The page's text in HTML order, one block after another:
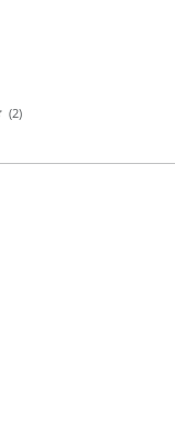
(2)